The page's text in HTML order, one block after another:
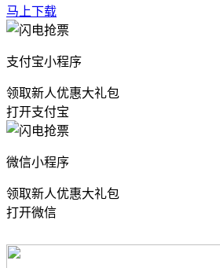
马上下载
支付宝小程序
领取新人优惠大礼包
打开支付宝
微信小程序
领取新人优惠大礼包
打开微信